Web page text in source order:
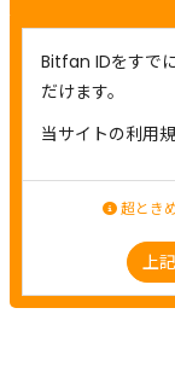
Bitfan IDをすで
だけます。
当サイトの利用
超とき
上